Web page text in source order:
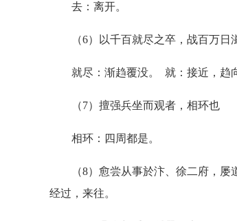
去：离开。
（6）以千百就尽之卒，战百万日
就尽：渐趋覆没。 就：接近，趋
（7）擅强兵坐而观者，相环也
相环：四周都是。
（8）愈尝从事於汴、徐二府，屡
经过，来往。